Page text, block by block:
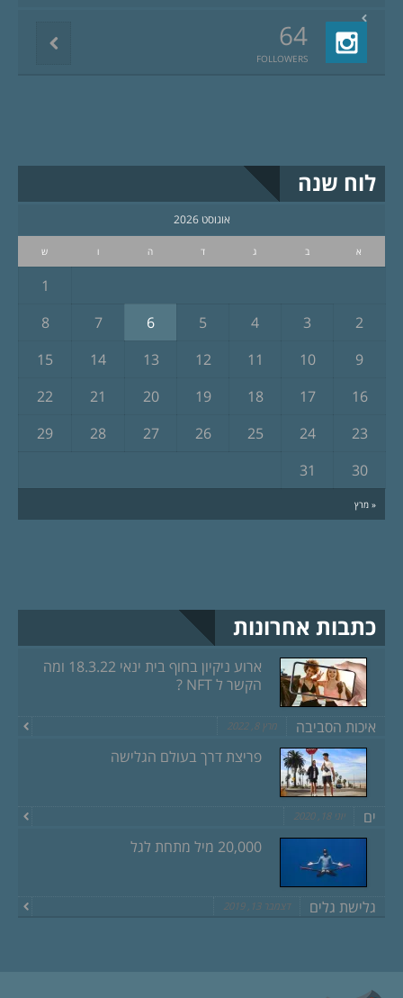
64
FOLLOWERS
לוח שנה
אוגוסט 2026
א ב ג ד ה ו ש
« מרץ
1
2
3
4
5
6
7
8
9
10
11
12
13
14
15
16
17
18
19
20
21
22
23
24
25
26
27
28
29
30
31
כתבות אחרונות
ארוע ניקיון בחוף בית ינאי 18.3.22 ומה
הקשר ל NFT ?
איכות הסביבה מרץ 8, 2022
פריצת דרך בעולם הגלישה
ים יוני 18, 2020
20,000 מיל מתחת לגל
גלישת גלים דצמבר 13, 2019